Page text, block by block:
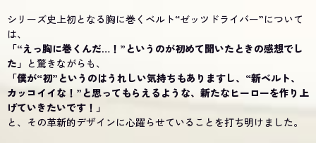
シリーズ史上初となる胸に巻くベルト“ゼッツドライバー”について
は、
「“えっ胸に巻くんだ…！”というのが初めて聞いたときの感想でし
た」 と驚きながらも、
「僕が“初”というのはうれしい気持ちもありますし、“新ベルト、
カッコイイな！”と思ってもらえるような、新たなヒーローを作り上
げていきたいです！」
と、その革新的デザインに心躍らせていることを打ち明けました。